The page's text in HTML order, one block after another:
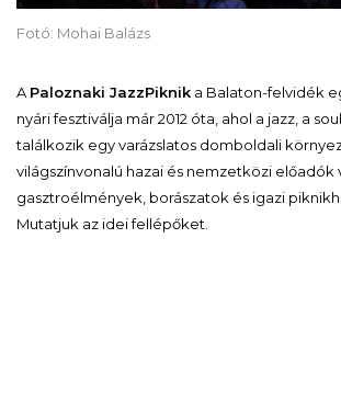
Fotó: Mohai Balázs
A Paloznaki JazzPiknik a Balaton-felvidék
nyári fesztiválja már 2012 óta, ahol a jazz, a
találkozik egy varázslatos domboldali
világszínvonalú hazai és nemzetközi előadók
gasztroélmények, borászatok és igazi
Mutatjuk az idei fellépőket.